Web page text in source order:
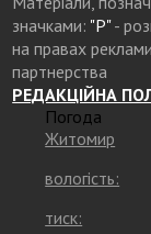
значками: "Р"-
на правах
партнерства
РЕДАКЦІЙНА
Погода
Житомир
вологість:
тиск: